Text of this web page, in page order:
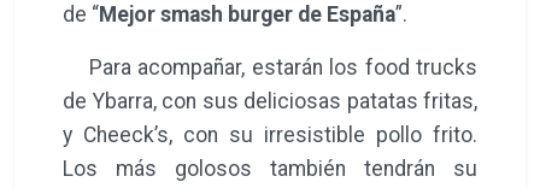
de “Mejor smash burger de España”.
Para acompañar, estarán los food trucks
de Ybarra, con sus deliciosas patatas fritas,
y Cheeck’s, con su irresistible pollo frito.
Los más golosos también tendrán su